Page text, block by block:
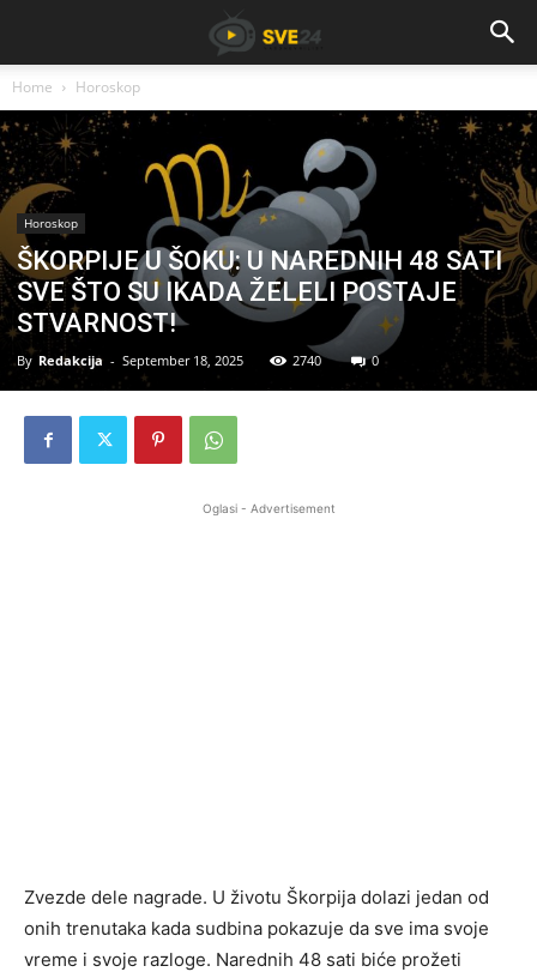
Home Horoskop
Horoskop
ŠKORPIJE U ŠOKU: U NAREDNIH 48 SATI
SVE ŠTO SU IKADA ŽELELI POSTAJE
STVARNOST!
By Redakcija - September 18, 2025 2740 0
Oglasi - Advertisement
Zvezde dele nagrade. U životu Škorpija dolazi jedan od
onih trenutaka kada sudbina pokazuje da sve ima svoje
vreme i svoje razloge. Narednih 48 sati biće prožeti